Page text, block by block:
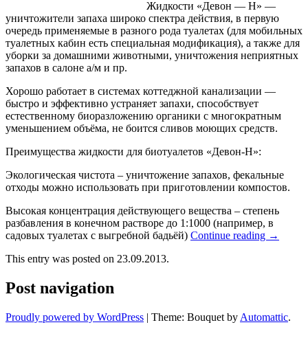
Жидкости «Девон — Н» —
уничтожители запаха широко спектра действия, в первую
очередь применяемые в разного рода туалетах (для мобильных
туалетных кабин есть специальная модификация), а также для
уборки за домашними животными, уничтожения неприятных
запахов в салоне а/м и пр.
Хорошо работает в системах коттеджной канализации —
быстро и эффективно устраняет запахи, способствует
естественному биоразложению органики с многократным
уменьшением объёма, не боится сливов моющих средств.
Преимущества жидкости для биотуалетов «Девон-Н»:
Экологическая чистота – уничтожение запахов, фекальные
отходы можно использовать при приготовлении компостов.
Высокая концентрация действующего вещества – степень
разбавления в конечном растворе до 1:1000 (например, в
садовых туалетах с выгребной бадьёй) Continue reading →
This entry was posted on 23.09.2013.
Post navigation
Proudly powered by WordPress | Theme: Bouquet by Automattic.